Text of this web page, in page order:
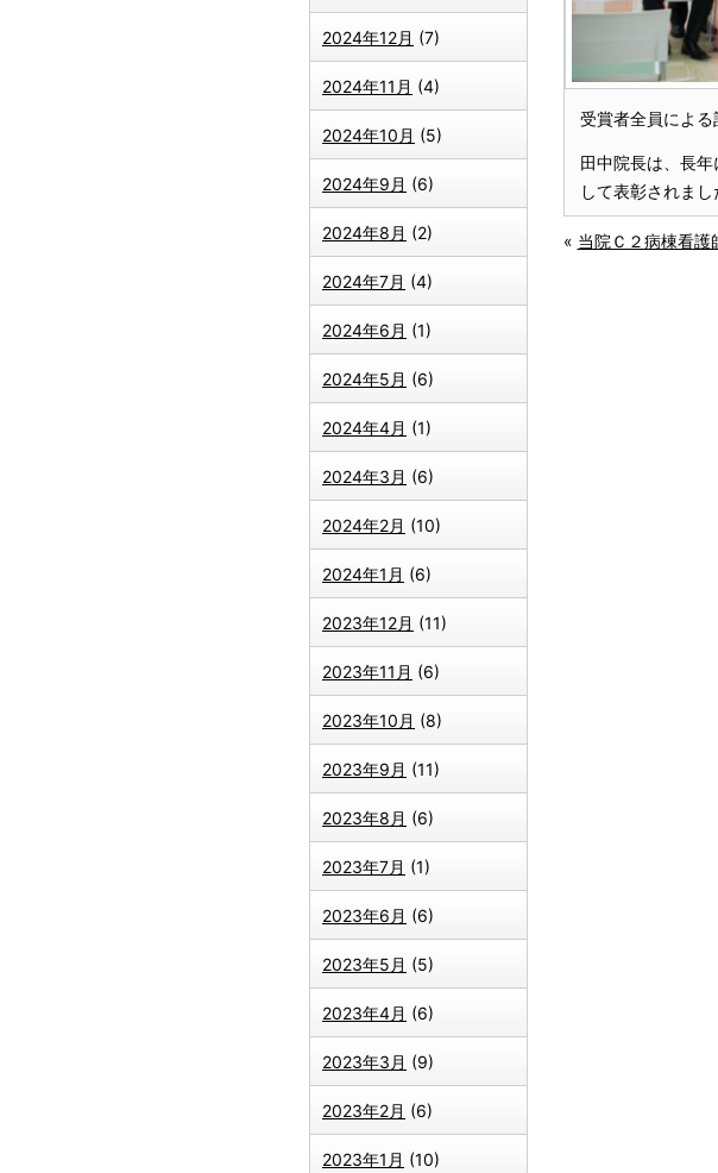
2024年12月 (7)
2024年11月 (4)
2024年10月 (5)
2024年9月 (6)
2024年8月 (2)
2024年7月 (4)
2024年6月 (1)
2024年5月 (6)
2024年4月 (1)
2024年3月 (6)
2024年2月 (10)
2024年1月 (6)
2023年12月 (11)
2023年11月 (6)
2023年10月 (8)
2023年9月 (11)
2023年8月 (6)
2023年7月 (1)
2023年6月 (6)
2023年5月 (5)
2023年4月 (6)
2023年3月 (9)
2023年2月 (6)
2023年1月 (10)
受賞者全員による
田中院長は、長
して表彰されまし
« 当院Ｃ２病棟看護